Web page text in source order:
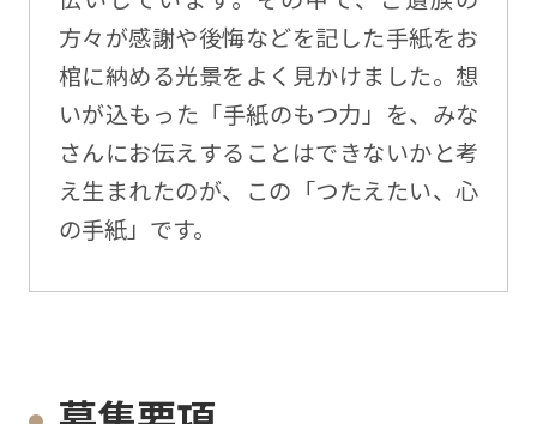
方々が感謝や後悔などを記した手紙をお
棺に納める光景をよく見かけました。想
いが込もった「手紙のもつ力」を、みな
さんにお伝えすることはできないかと考
え生まれたのが、この「つたえたい、心
の手紙」です。